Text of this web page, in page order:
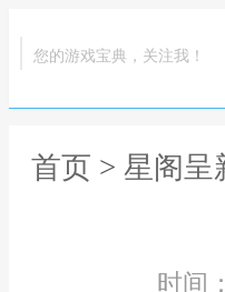
您的游戏宝典，关注我！
首页 > 星阁呈
时间